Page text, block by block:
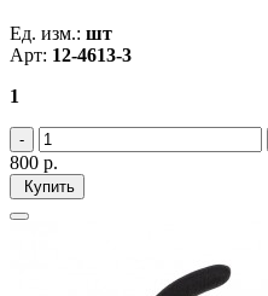
Ед. изм.: шт
Арт: 12-4613-3
1
800 р.
Купить